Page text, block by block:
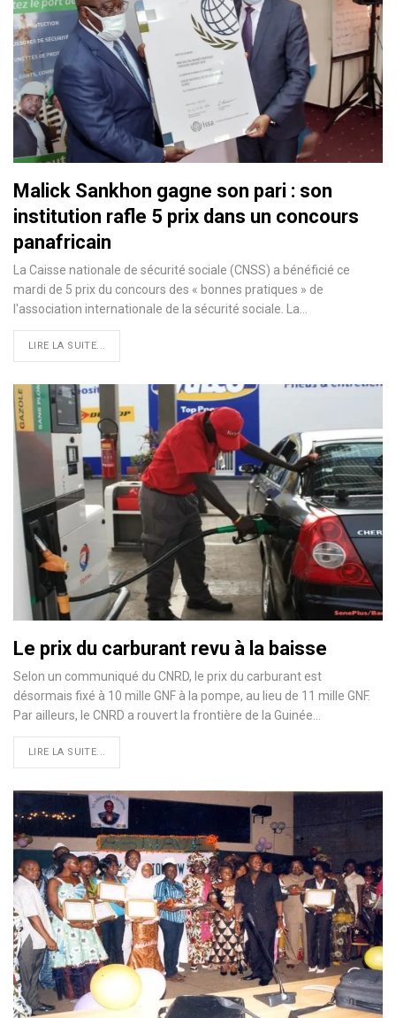
Malick Sankhon gagne son pari : son
institution rafle 5 prix dans un concours
panafricain
La Caisse nationale de sécurité sociale (CNSS) a bénéficié ce
mardi de 5 prix du concours des « bonnes pratiques » de
l'association internationale de la sécurité sociale. La…
LIRE LA SUITE...
Le prix du carburant revu à la baisse
Selon un communiqué du CNRD, le prix du carburant est
désormais fixé à 10 mille GNF à la pompe, au lieu de 11 mille GNF.
Par ailleurs, le CNRD a rouvert la frontière de la Guinée…
LIRE LA SUITE...